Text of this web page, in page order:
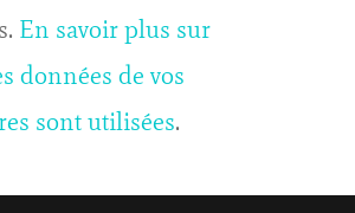
En savoir plus sur
données de vos
sont utilisées.